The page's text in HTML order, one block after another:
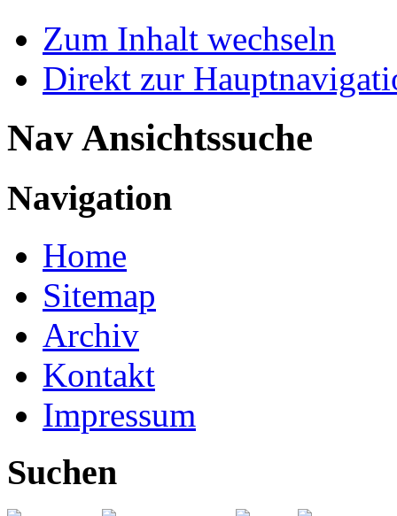
Zum Inhalt wechseln
Direkt zur
Nav Ansichtssuche
Navigation
Home
Sitemap
Archiv
Kontakt
Impressum
Suchen